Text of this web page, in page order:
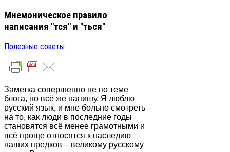
Мнемоническое правило
написания "тся" и "ться"
Полезные советы
Заметка совершенно не по теме
блога, но всё же напишу. Я люблю
русский язык, и мне больно смотреть
на то, как люди в последние годы
становятся всё менее грамотными и
всё проще относятся к наследию
наших предков – великому русскому